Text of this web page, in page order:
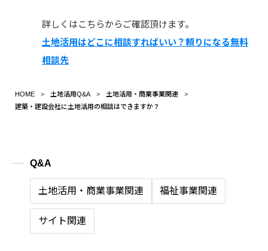
詳しくはこちらからご確認頂けます。
土地活用はどこに相談すればいい？頼りになる無料
相談先
HOME 土地活用Q&A
土地活用・商業事業関連
建築・建設会社に土地活用の相談はできますか？
Q&A
土地活用・商業事業関連 福祉事業関連
サイト関連